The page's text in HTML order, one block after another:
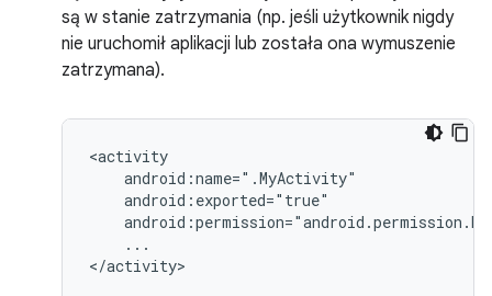
są w stanie zatrzymania (np. jeśli użytkownik nigdy
nie uruchomił aplikacji lub została ona wymuszenie
zatrzymana).
...
</activity>